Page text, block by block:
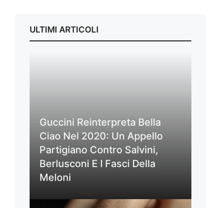
ULTIMI ARTICOLI
Guccini Reinterpreta Bella
Ciao Nel 2020: Un Appello
Partigiano Contro Salvini,
Berlusconi E I Fasci Della
Meloni